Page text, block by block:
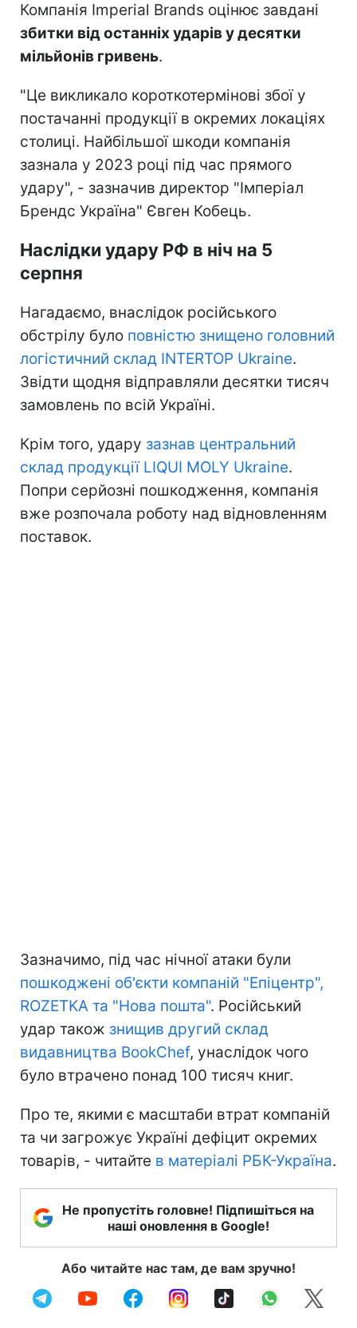
Компанія Imperial Brands оцінює завдані
збитки від останніх ударів у десятки
мільйонів гривень.
"Це викликало короткотермінові збої у
постачанні продукції в окремих локаціях
столиці. Найбільшої шкоди компанія
зазнала у 2023 році під час прямого
удару", - зазначив директор "Імперіал
Брендс Україна" Євген Кобець.
Наслідки удару РФ в ніч на 5
серпня
Нагадаємо, внаслідок російського
обстрілу було повністю знищено головний
логістичний склад INTERTOP Ukraine.
Звідти щодня відправляли десятки тисяч
замовлень по всій Україні.
Крім того, удару зазнав центральний
склад продукції LIQUI MOLY Ukraine.
Попри серйозні пошкодження, компанія
вже розпочала роботу над відновленням
поставок.
Зазначимо, під час нічної атаки були
пошкоджені об'єкти компаній "Епіцентр",
ROZETKA та "Нова пошта". Російський
удар також знищив другий склад
видавництва BookChef, унаслідок чого
було втрачено понад 100 тисяч книг.
Про те, якими є масштаби втрат компаній
та чи загрожує Україні дефіцит окремих
товарів, - читайте в матеріалі РБК-Україна.
Не пропустіть головне! Підпишіться на
наші оновлення в Google!
Або читайте нас там, де вам зручно!